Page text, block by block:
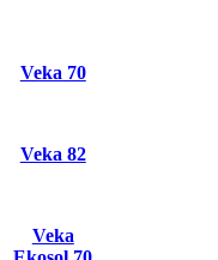
Veka 70
Veka 82
Veka